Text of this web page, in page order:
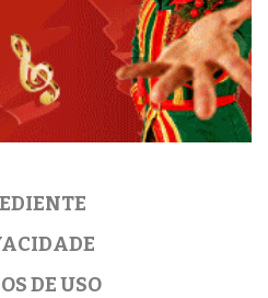
DE USO